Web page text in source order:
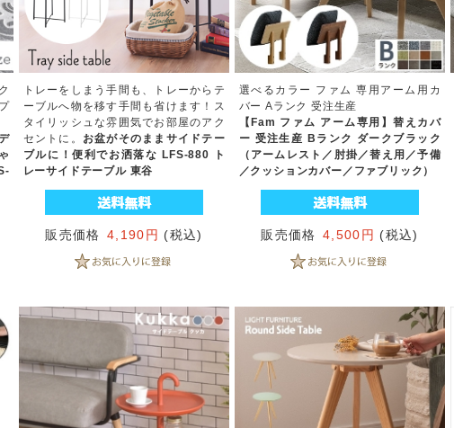
トレーをしまう手間も、トレーからテ
ーブルへ物を移す手間も省けます！ス
タイリッシュな雰囲気でお部屋のアク
セントに。 お盆がそのままサイドテー
ブルに！便利でお洒落な LFS-880 ト
レーサイドテーブル 東谷
販売価格 4,190円 (税込)
選べるカラー ファム 専用アーム用カ
バー Aランク 受注生産
【Fam ファム アーム専用】替えカバ
ー 受注生産 Bランク ダークブラック
（アームレスト／肘掛／替え用／予備
／クッションカバー／ファブリック）
販売価格 4,500円 (税込)